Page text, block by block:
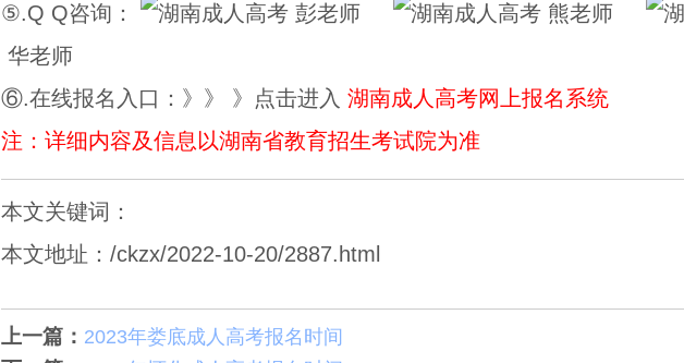
⑤.Q Q咨询：
彭老师
熊老师
华老师
⑥.在线报名入口：》》 》点击进入 湖南成人高考网上报名系统
注：详细内容及信息以湖南省教育招生考试院为准
本文关键词：
本文地址：/ckzx/2022-10-20/2887.html
上一篇： 2023年娄底成人高考报名时间